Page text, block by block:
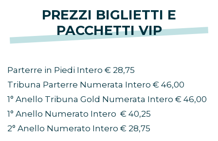
PREZZI BIGLIETTI E
PACCHETTI VIP
Parterre in Piedi Intero € 28,75
Tribuna Parterre Numerata Intero € 46,00
1° Anello Tribuna Gold Numerata Intero € 46,00
1° Anello Numerato Intero € 40,25
2° Anello Numerato Intero € 28,75